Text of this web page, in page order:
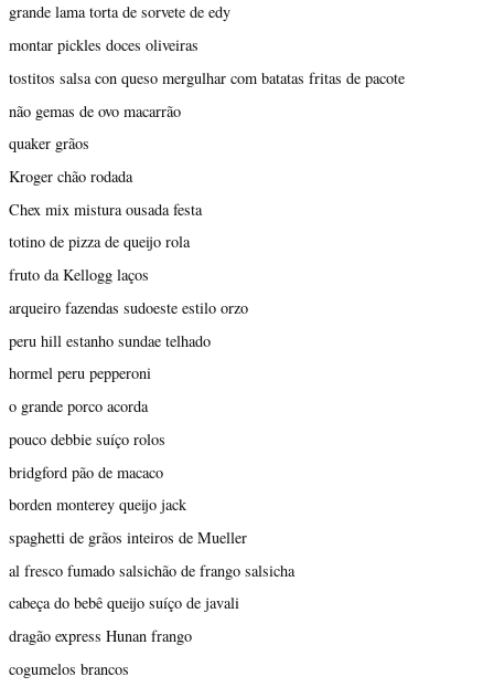
grande lama torta de sorvete de edy
montar pickles doces oliveiras
tostitos salsa con queso mergulhar com batatas fritas de pacote
não gemas de ovo macarrão
quaker grãos
Kroger chão rodada
Chex mix mistura ousada festa
totino de pizza de queijo rola
fruto da Kellogg laços
arqueiro fazendas sudoeste estilo orzo
peru hill estanho sundae telhado
hormel peru pepperoni
o grande porco acorda
pouco debbie suíço rolos
bridgford pão de macaco
borden monterey queijo jack
spaghetti de grãos inteiros de Mueller
al fresco fumado salsichão de frango salsicha
cabeça do bebê queijo suíço de javali
dragão express Hunan frango
cogumelos brancos